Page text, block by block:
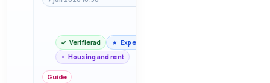
Verifierad
Expert
Housing and rent
Guide